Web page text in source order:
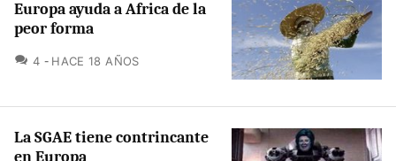
Europa ayuda a Africa de la
peor forma
4 COMENTARIOS
HACE 18 AÑOS
La SGAE tiene contrincante
en Europa